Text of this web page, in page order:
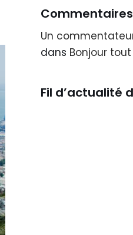
Un
dans Bonjour
Fil d’actualité